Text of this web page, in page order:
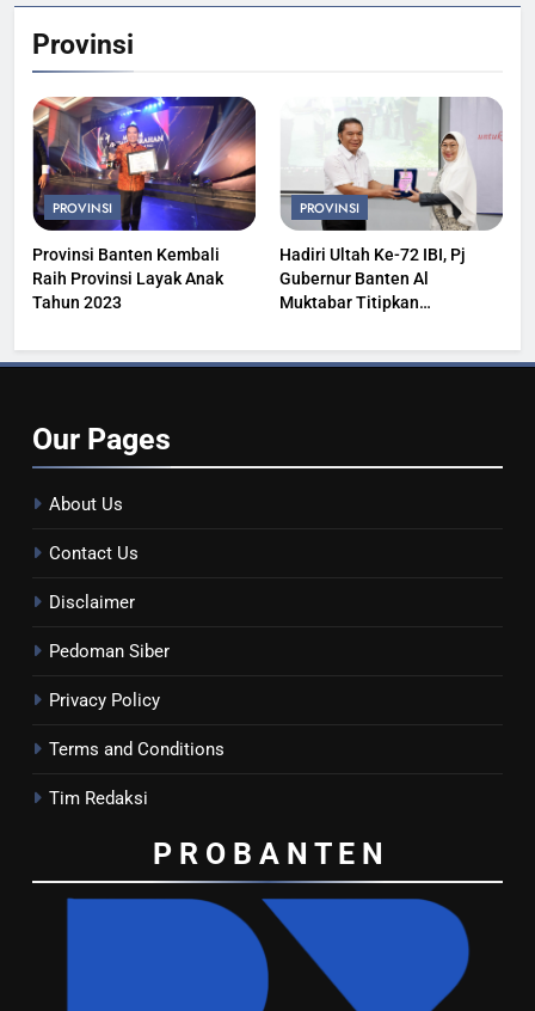
Provinsi
PROVINSI
Provinsi Banten Kembali
Raih Provinsi Layak Anak
Tahun 2023
PROVINSI
Hadiri Ultah Ke-72 IBI, Pj
Gubernur Banten Al
Muktabar Titipkan
Our Pages
About Us
Contact Us
Disclaimer
Pedoman Siber
Privacy Policy
Terms and Conditions
Tim Redaksi
P R O B A N T E N